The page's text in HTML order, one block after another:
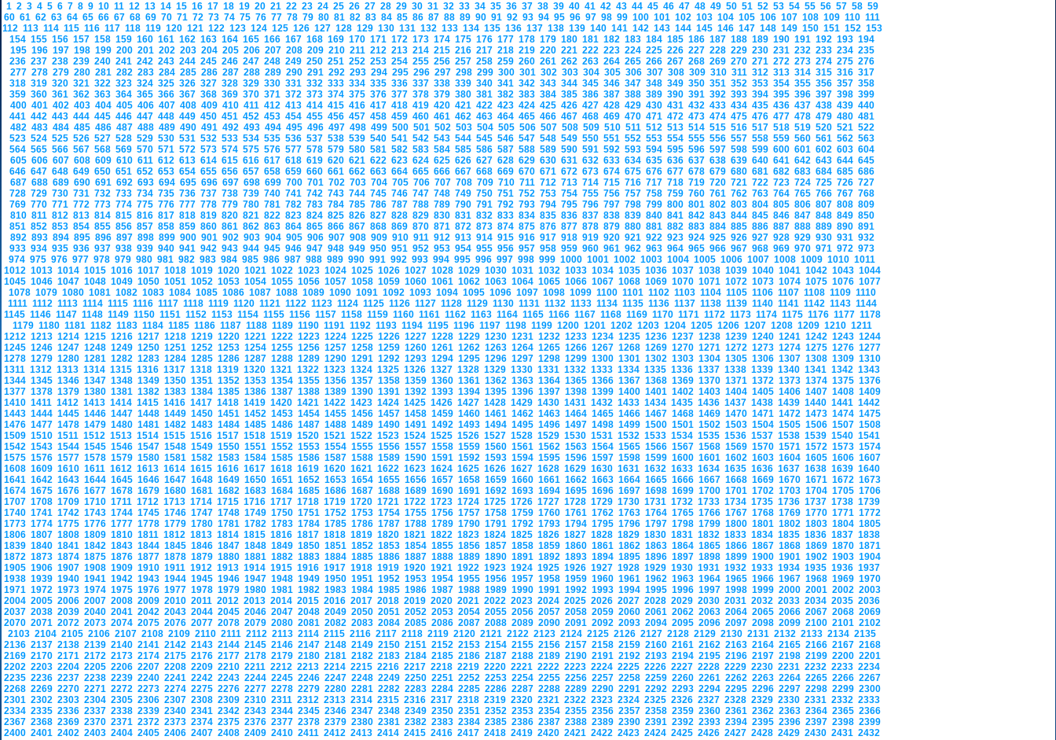
1 2 3 4 5 6 7 8 9 10 11 12 13 14 15 16 17 18 19 20 21 22 23 24 25 26 27 28 29 30 31 32 33 34 35 36 37 38 39 40 41 42 43 44 45 46 47 48 49 50 51 52 53 54 55 56 57 58 59
60 61 62 63 64 65 66 67 68 69 70 71 72 73 74 75 76 77 78 79 80 81 82 83 84 85 86 87 88 89 90 91 92 93 94 95 96 97 98 99 100 101 102 103 104 105 106 107 108 109 110 111
112 113 114 115 116 117 118 119 120 121 122 123 124 125 126 127 128 129 130 131 132 133 134 135 136 137 138 139 140 141 142 143 144 145 146 147 148 149 150 151 152 153
154 155 156 157 158 159 160 161 162 163 164 165 166 167 168 169 170 171 172 173 174 175 176 177 178 179 180 181 182 183 184 185 186 187 188 189 190 191 192 193 194
195 196 197 198 199 200 201 202 203 204 205 206 207 208 209 210 211 212 213 214 215 216 217 218 219 220 221 222 223 224 225 226 227 228 229 230 231 232 233 234 235
236 237 238 239 240 241 242 243 244 245 246 247 248 249 250 251 252 253 254 255 256 257 258 259 260 261 262 263 264 265 266 267 268 269 270 271 272 273 274 275 276
277 278 279 280 281 282 283 284 285 286 287 288 289 290 291 292 293 294 295 296 297 298 299 300 301 302 303 304 305 306 307 308 309 310 311 312 313 314 315 316 317
318 319 320 321 322 323 324 325 326 327 328 329 330 331 332 333 334 335 336 337 338 339 340 341 342 343 344 345 346 347 348 349 350 351 352 353 354 355 356 357 358
359 360 361 362 363 364 365 366 367 368 369 370 371 372 373 374 375 376 377 378 379 380 381 382 383 384 385 386 387 388 389 390 391 392 393 394 395 396 397 398 399
400 401 402 403 404 405 406 407 408 409 410 411 412 413 414 415 416 417 418 419 420 421 422 423 424 425 426 427 428 429 430 431 432 433 434 435 436 437 438 439 440
441 442 443 444 445 446 447 448 449 450 451 452 453 454 455 456 457 458 459 460 461 462 463 464 465 466 467 468 469 470 471 472 473 474 475 476 477 478 479 480 481
482 483 484 485 486 487 488 489 490 491 492 493 494 495 496 497 498 499 500 501 502 503 504 505 506 507 508 509 510 511 512 513 514 515 516 517 518 519 520 521 522
523 524 525 526 527 528 529 530 531 532 533 534 535 536 537 538 539 540 541 542 543 544 545 546 547 548 549 550 551 552 553 554 555 556 557 558 559 560 561 562 563
564 565 566 567 568 569 570 571 572 573 574 575 576 577 578 579 580 581 582 583 584 585 586 587 588 589 590 591 592 593 594 595 596 597 598 599 600 601 602 603 604
605 606 607 608 609 610 611 612 613 614 615 616 617 618 619 620 621 622 623 624 625 626 627 628 629 630 631 632 633 634 635 636 637 638 639 640 641 642 643 644 645
646 647 648 649 650 651 652 653 654 655 656 657 658 659 660 661 662 663 664 665 666 667 668 669 670 671 672 673 674 675 676 677 678 679 680 681 682 683 684 685 686
687 688 689 690 691 692 693 694 695 696 697 698 699 700 701 702 703 704 705 706 707 708 709 710 711 712 713 714 715 716 717 718 719 720 721 722 723 724 725 726 727
728 729 730 731 732 733 734 735 736 737 738 739 740 741 742 743 744 745 746 747 748 749 750 751 752 753 754 755 756 757 758 759 760 761 762 763 764 765 766 767 768
769 770 771 772 773 774 775 776 777 778 779 780 781 782 783 784 785 786 787 788 789 790 791 792 793 794 795 796 797 798 799 800 801 802 803 804 805 806 807 808 809
810 811 812 813 814 815 816 817 818 819 820 821 822 823 824 825 826 827 828 829 830 831 832 833 834 835 836 837 838 839 840 841 842 843 844 845 846 847 848 849 850
851 852 853 854 855 856 857 858 859 860 861 862 863 864 865 866 867 868 869 870 871 872 873 874 875 876 877 878 879 880 881 882 883 884 885 886 887 888 889 890 891
892 893 894 895 896 897 898 899 900 901 902 903 904 905 906 907 908 909 910 911 912 913 914 915 916 917 918 919 920 921 922 923 924 925 926 927 928 929 930 931 932
933 934 935 936 937 938 939 940 941 942 943 944 945 946 947 948 949 950 951 952 953 954 955 956 957 958 959 960 961 962 963 964 965 966 967 968 969 970 971 972 973
974 975 976 977 978 979 980 981 982 983 984 985 986 987 988 989 990 991 992 993 994 995 996 997 998 999 1000 1001 1002 1003 1004 1005 1006 1007 1008 1009 1010 1011
1012 1013 1014 1015 1016 1017 1018 1019 1020 1021 1022 1023 1024 1025 1026 1027 1028 1029 1030 1031 1032 1033 1034 1035 1036 1037 1038 1039 1040 1041 1042 1043 1044
1045 1046 1047 1048 1049 1050 1051 1052 1053 1054 1055 1056 1057 1058 1059 1060 1061 1062 1063 1064 1065 1066 1067 1068 1069 1070 1071 1072 1073 1074 1075 1076 1077
1078 1079 1080 1081 1082 1083 1084 1085 1086 1087 1088 1089 1090 1091 1092 1093 1094 1095 1096 1097 1098 1099 1100 1101 1102 1103 1104 1105 1106 1107 1108 1109 1110
1111 1112 1113 1114 1115 1116 1117 1118 1119 1120 1121 1122 1123 1124 1125 1126 1127 1128 1129 1130 1131 1132 1133 1134 1135 1136 1137 1138 1139 1140 1141 1142 1143 1144
1145 1146 1147 1148 1149 1150 1151 1152 1153 1154 1155 1156 1157 1158 1159 1160 1161 1162 1163 1164 1165 1166 1167 1168 1169 1170 1171 1172 1173 1174 1175 1176 1177 1178
1179 1180 1181 1182 1183 1184 1185 1186 1187 1188 1189 1190 1191 1192 1193 1194 1195 1196 1197 1198 1199 1200 1201 1202 1203 1204 1205 1206 1207 1208 1209 1210 1211
1212 1213 1214 1215 1216 1217 1218 1219 1220 1221 1222 1223 1224 1225 1226 1227 1228 1229 1230 1231 1232 1233 1234 1235 1236 1237 1238 1239 1240 1241 1242 1243 1244
1245 1246 1247 1248 1249 1250 1251 1252 1253 1254 1255 1256 1257 1258 1259 1260 1261 1262 1263 1264 1265 1266 1267 1268 1269 1270 1271 1272 1273 1274 1275 1276 1277
1278 1279 1280 1281 1282 1283 1284 1285 1286 1287 1288 1289 1290 1291 1292 1293 1294 1295 1296 1297 1298 1299 1300 1301 1302 1303 1304 1305 1306 1307 1308 1309 1310
1311 1312 1313 1314 1315 1316 1317 1318 1319 1320 1321 1322 1323 1324 1325 1326 1327 1328 1329 1330 1331 1332 1333 1334 1335 1336 1337 1338 1339 1340 1341 1342 1343
1344 1345 1346 1347 1348 1349 1350 1351 1352 1353 1354 1355 1356 1357 1358 1359 1360 1361 1362 1363 1364 1365 1366 1367 1368 1369 1370 1371 1372 1373 1374 1375 1376
1377 1378 1379 1380 1381 1382 1383 1384 1385 1386 1387 1388 1389 1390 1391 1392 1393 1394 1395 1396 1397 1398 1399 1400 1401 1402 1403 1404 1405 1406 1407 1408 1409
1410 1411 1412 1413 1414 1415 1416 1417 1418 1419 1420 1421 1422 1423 1424 1425 1426 1427 1428 1429 1430 1431 1432 1433 1434 1435 1436 1437 1438 1439 1440 1441 1442
1443 1444 1445 1446 1447 1448 1449 1450 1451 1452 1453 1454 1455 1456 1457 1458 1459 1460 1461 1462 1463 1464 1465 1466 1467 1468 1469 1470 1471 1472 1473 1474 1475
1476 1477 1478 1479 1480 1481 1482 1483 1484 1485 1486 1487 1488 1489 1490 1491 1492 1493 1494 1495 1496 1497 1498 1499 1500 1501 1502 1503 1504 1505 1506 1507 1508
1509 1510 1511 1512 1513 1514 1515 1516 1517 1518 1519 1520 1521 1522 1523 1524 1525 1526 1527 1528 1529 1530 1531 1532 1533 1534 1535 1536 1537 1538 1539 1540 1541
1542 1543 1544 1545 1546 1547 1548 1549 1550 1551 1552 1553 1554 1555 1556 1557 1558 1559 1560 1561 1562 1563 1564 1565 1566 1567 1568 1569 1570 1571 1572 1573 1574
1575 1576 1577 1578 1579 1580 1581 1582 1583 1584 1585 1586 1587 1588 1589 1590 1591 1592 1593 1594 1595 1596 1597 1598 1599 1600 1601 1602 1603 1604 1605 1606 1607
1608 1609 1610 1611 1612 1613 1614 1615 1616 1617 1618 1619 1620 1621 1622 1623 1624 1625 1626 1627 1628 1629 1630 1631 1632 1633 1634 1635 1636 1637 1638 1639 1640
1641 1642 1643 1644 1645 1646 1647 1648 1649 1650 1651 1652 1653 1654 1655 1656 1657 1658 1659 1660 1661 1662 1663 1664 1665 1666 1667 1668 1669 1670 1671 1672 1673
1674 1675 1676 1677 1678 1679 1680 1681 1682 1683 1684 1685 1686 1687 1688 1689 1690 1691 1692 1693 1694 1695 1696 1697 1698 1699 1700 1701 1702 1703 1704 1705 1706
1707 1708 1709 1710 1711 1712 1713 1714 1715 1716 1717 1718 1719 1720 1721 1722 1723 1724 1725 1726 1727 1728 1729 1730 1731 1732 1733 1734 1735 1736 1737 1738 1739
1740 1741 1742 1743 1744 1745 1746 1747 1748 1749 1750 1751 1752 1753 1754 1755 1756 1757 1758 1759 1760 1761 1762 1763 1764 1765 1766 1767 1768 1769 1770 1771 1772
1773 1774 1775 1776 1777 1778 1779 1780 1781 1782 1783 1784 1785 1786 1787 1788 1789 1790 1791 1792 1793 1794 1795 1796 1797 1798 1799 1800 1801 1802 1803 1804 1805
1806 1807 1808 1809 1810 1811 1812 1813 1814 1815 1816 1817 1818 1819 1820 1821 1822 1823 1824 1825 1826 1827 1828 1829 1830 1831 1832 1833 1834 1835 1836 1837 1838
1839 1840 1841 1842 1843 1844 1845 1846 1847 1848 1849 1850 1851 1852 1853 1854 1855 1856 1857 1858 1859 1860 1861 1862 1863 1864 1865 1866 1867 1868 1869 1870 1871
1872 1873 1874 1875 1876 1877 1878 1879 1880 1881 1882 1883 1884 1885 1886 1887 1888 1889 1890 1891 1892 1893 1894 1895 1896 1897 1898 1899 1900 1901 1902 1903 1904
1905 1906 1907 1908 1909 1910 1911 1912 1913 1914 1915 1916 1917 1918 1919 1920 1921 1922 1923 1924 1925 1926 1927 1928 1929 1930 1931 1932 1933 1934 1935 1936 1937
1938 1939 1940 1941 1942 1943 1944 1945 1946 1947 1948 1949 1950 1951 1952 1953 1954 1955 1956 1957 1958 1959 1960 1961 1962 1963 1964 1965 1966 1967 1968 1969 1970
1971 1972 1973 1974 1975 1976 1977 1978 1979 1980 1981 1982 1983 1984 1985 1986 1987 1988 1989 1990 1991 1992 1993 1994 1995 1996 1997 1998 1999 2000 2001 2002 2003
2004 2005 2006 2007 2008 2009 2010 2011 2012 2013 2014 2015 2016 2017 2018 2019 2020 2021 2022 2023 2024 2025 2026 2027 2028 2029 2030 2031 2032 2033 2034 2035 2036
2037 2038 2039 2040 2041 2042 2043 2044 2045 2046 2047 2048 2049 2050 2051 2052 2053 2054 2055 2056 2057 2058 2059 2060 2061 2062 2063 2064 2065 2066 2067 2068 2069
2070 2071 2072 2073 2074 2075 2076 2077 2078 2079 2080 2081 2082 2083 2084 2085 2086 2087 2088 2089 2090 2091 2092 2093 2094 2095 2096 2097 2098 2099 2100 2101 2102
2103 2104 2105 2106 2107 2108 2109 2110 2111 2112 2113 2114 2115 2116 2117 2118 2119 2120 2121 2122 2123 2124 2125 2126 2127 2128 2129 2130 2131 2132 2133 2134 2135
2136 2137 2138 2139 2140 2141 2142 2143 2144 2145 2146 2147 2148 2149 2150 2151 2152 2153 2154 2155 2156 2157 2158 2159 2160 2161 2162 2163 2164 2165 2166 2167 2168
2169 2170 2171 2172 2173 2174 2175 2176 2177 2178 2179 2180 2181 2182 2183 2184 2185 2186 2187 2188 2189 2190 2191 2192 2193 2194 2195 2196 2197 2198 2199 2200 2201
2202 2203 2204 2205 2206 2207 2208 2209 2210 2211 2212 2213 2214 2215 2216 2217 2218 2219 2220 2221 2222 2223 2224 2225 2226 2227 2228 2229 2230 2231 2232 2233 2234
2235 2236 2237 2238 2239 2240 2241 2242 2243 2244 2245 2246 2247 2248 2249 2250 2251 2252 2253 2254 2255 2256 2257 2258 2259 2260 2261 2262 2263 2264 2265 2266 2267
2268 2269 2270 2271 2272 2273 2274 2275 2276 2277 2278 2279 2280 2281 2282 2283 2284 2285 2286 2287 2288 2289 2290 2291 2292 2293 2294 2295 2296 2297 2298 2299 2300
2301 2302 2303 2304 2305 2306 2307 2308 2309 2310 2311 2312 2313 2314 2315 2316 2317 2318 2319 2320 2321 2322 2323 2324 2325 2326 2327 2328 2329 2330 2331 2332 2333
2334 2335 2336 2337 2338 2339 2340 2341 2342 2343 2344 2345 2346 2347 2348 2349 2350 2351 2352 2353 2354 2355 2356 2357 2358 2359 2360 2361 2362 2363 2364 2365 2366
2367 2368 2369 2370 2371 2372 2373 2374 2375 2376 2377 2378 2379 2380 2381 2382 2383 2384 2385 2386 2387 2388 2389 2390 2391 2392 2393 2394 2395 2396 2397 2398 2399
2400 2401 2402 2403 2404 2405 2406 2407 2408 2409 2410 2411 2412 2413 2414 2415 2416 2417 2418 2419 2420 2421 2422 2423 2424 2425 2426 2427 2428 2429 2430 2431 2432